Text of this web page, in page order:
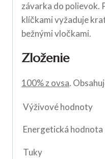
závarka do polievok.
klíčkami vyžaduje
bežnými vločkami.
Zloženie
100% z ovsa.
Výživové hodnoty
Energetická hodnota
Tuky